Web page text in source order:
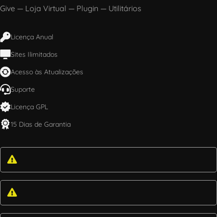
Give — Loja Virtual — Plugin — Utilitários
Licença Anual
Sites Ilimitados
Acesso às Atualizações
Suporte
Licença GPL
15 Dias de Garantia